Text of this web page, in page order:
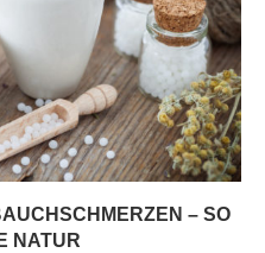
– SO
NATUR